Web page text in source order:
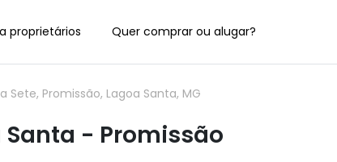
proprietários Quer comprar ou alugar?
Promissão, Lagoa Santa, MG
Santa - Promissão